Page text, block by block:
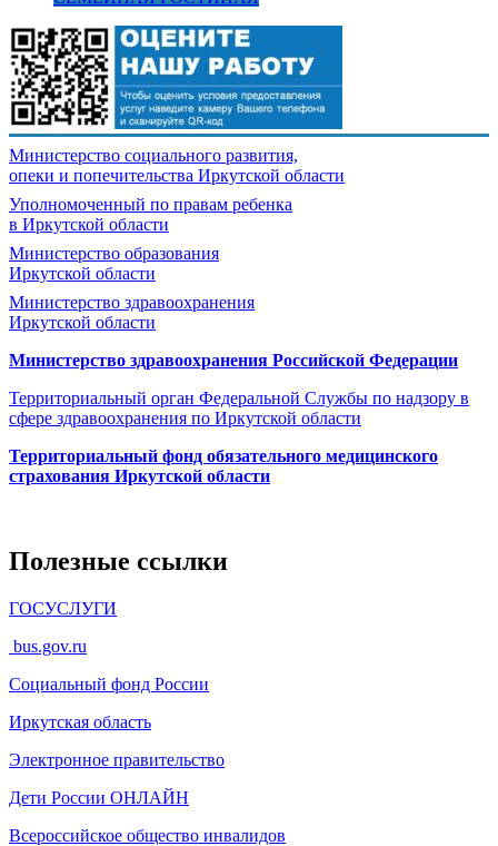
Министерство социального развития,
опеки и попечительства Иркутской области
Уполномоченный по правам ребенка
в Иркутской области
Министерство образования
Иркутской области
Министерство здравоохранения
Иркутской области
Министерство здравоохранения Росcийской Федерации
Территориальный орган Федеральной Службы по надзору в
сфере здравоохранения по Иркутской области
Территориальный фонд обязательного медицинского
страхования Иркутской области
Полезные ссылки
ГОСУСЛУГИ
bus.gov.ru
Социальный фонд России
Иркутская область
Электронное правительство
Дети России ОНЛАЙН
Всероссийское общество инвалидов